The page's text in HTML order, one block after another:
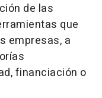
de las
que
empresas, a
financiación o